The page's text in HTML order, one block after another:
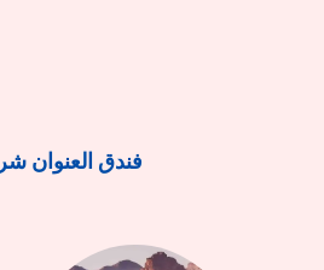
فندق العنوان شرورة